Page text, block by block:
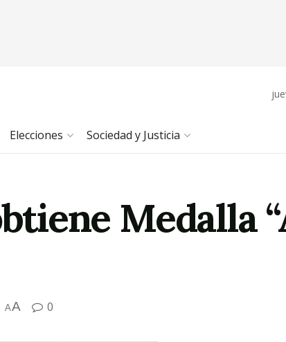
Elecciones Sociedad y Justicia
Medalla
AA 0